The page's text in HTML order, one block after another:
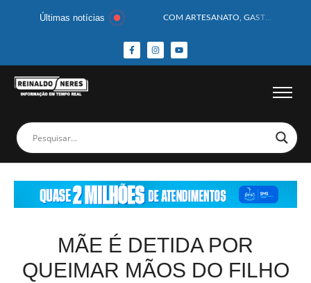
Últimas notícias
HOMEM CAI DE CACHOEIRA DE 40 METROS AO TENTAR FAZER FOTO
CORPOS DAS SEIS VÍTIMAS DE ACIDENTE COM LANCHA SÃO VELADOS; SAIBA COMO FOI
MÃE É DETIDA POR
QUEIMAR MÃOS DO FILHO